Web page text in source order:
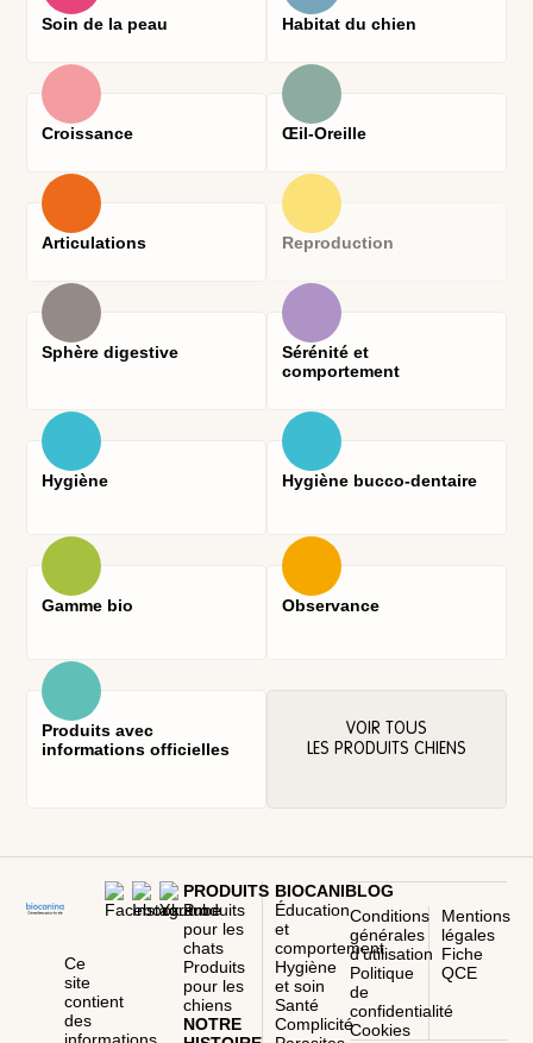
Soin de la peau Habitat du chien
Croissance Œil-Oreille
Articulations Reproduction
Sphère digestive
Sérénité et
comportement
Hygiène Hygiène bucco-dentaire
Gamme bio Observance
Produits avec
informations officielles
VOIR TOUS
LES PRODUITS CHIENS
Ce
site
contient
des
PRODUITS
Produits
pour les
chats
Produits
pour les
chiens
NOTRE
BIOCANIBLOG
Éducation
et
comportement
Hygiène
et soin
Santé
Complicité
Conditions
générales
d’utilisation
Politique
de
confidentialité
Cookies
Mentions
légales
Fiche
QCE